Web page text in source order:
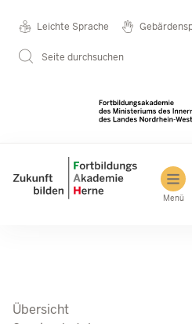
Metanavigation
Leichte Sprache
Seite durchsuchen
Menü
Übersicht